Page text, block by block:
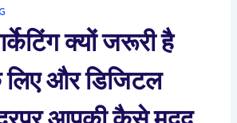
क्यों जरूरी है
और डिजिटल